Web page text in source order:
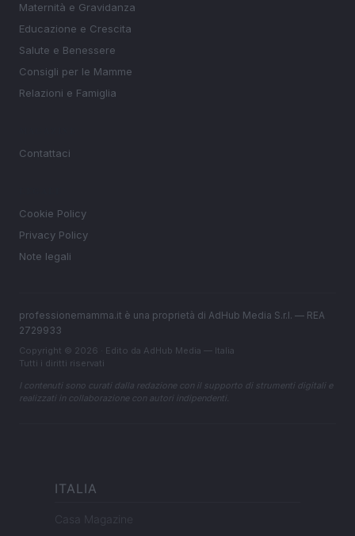
Maternità e Gravidanza
Educazione e Crescita
Salute e Benessere
Consigli per le Mamme
Relazioni e Famiglia
Contattaci
Cookie Policy
Privacy Policy
Note legali
professionemamma.it è una proprietà di AdHub Media S.r.l. — REA
2729933
Copyright © 2026 · Edito da AdHub Media — Italia
Tutti i diritti riservati
I contenuti sono curati dalla redazione con il supporto di strumenti digitali e
realizzati in collaborazione con autori indipendenti.
ITALIA
Casa Magazine